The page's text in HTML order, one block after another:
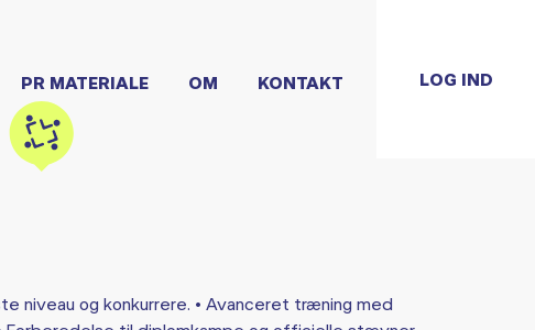
PR MATERIALE OM KONTAKT LOG IND
niveau og konkurrere. • Avanceret træning med